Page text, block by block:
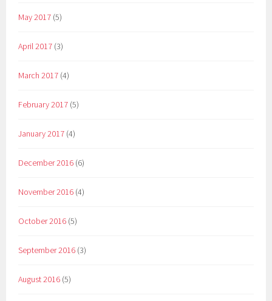
May 2017 (5)
April 2017 (3)
March 2017 (4)
February 2017 (5)
January 2017 (4)
December 2016 (6)
November 2016 (4)
October 2016 (5)
September 2016 (3)
August 2016 (5)